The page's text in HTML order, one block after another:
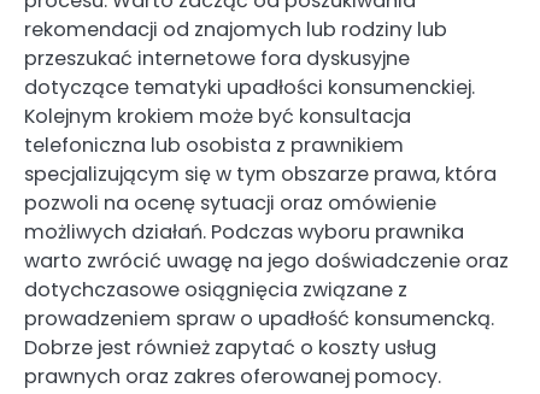
rekomendacji od znajomych lub rodziny lub
przeszukać internetowe fora dyskusyjne
dotyczące tematyki upadłości konsumenckiej.
Kolejnym krokiem może być konsultacja
telefoniczna lub osobista z prawnikiem
specjalizującym się w tym obszarze prawa, która
pozwoli na ocenę sytuacji oraz omówienie
możliwych działań. Podczas wyboru prawnika
warto zwrócić uwagę na jego doświadczenie oraz
dotychczasowe osiągnięcia związane z
prowadzeniem spraw o upadłość konsumencką.
Dobrze jest również zapytać o koszty usług
prawnych oraz zakres oferowanej pomocy.